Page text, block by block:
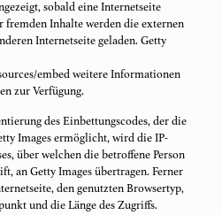
sobald eine Internetseite
fremden Inhalte werden die externen
Internetseite geladen. Getty
embed weitere Informationen
zur Verfügung.
des Einbettungscodes, der die
Images ermöglicht, wird die IP-
über welchen die betroffene Person
an Getty Images übertragen. Ferner
den genutzten Browsertyp,
und die Länge des Zugriffs.